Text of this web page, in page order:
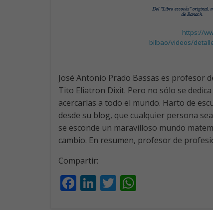
https://
bilbao/videos/
José Antonio Prado Bassas es profesor
Tito Eliatron Dixit. Pero no sólo se
acercarlas a todo el mundo. Harto de
desde su blog, que cualquier persona
se esconde un maravilloso mundo
cambio. En resumen, profesor de
Compartir:
F
ac
Li
n
T
w